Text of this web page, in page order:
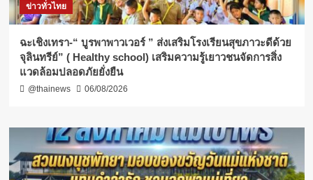
ข่าวทั่วไทย
ฉะเชิงเทรา-​“ บูรพาพาวเวอร์ ” ส่งเสริมโรงเรียนสุขภาวะดีด้วย
จุลินทรีย์” ( Healthy school) เสริมความรู้เยาวชนจัดการสิ่ง
แวดล้อมปลอดภัยยั่งยืน
@thainews 06/08/2026